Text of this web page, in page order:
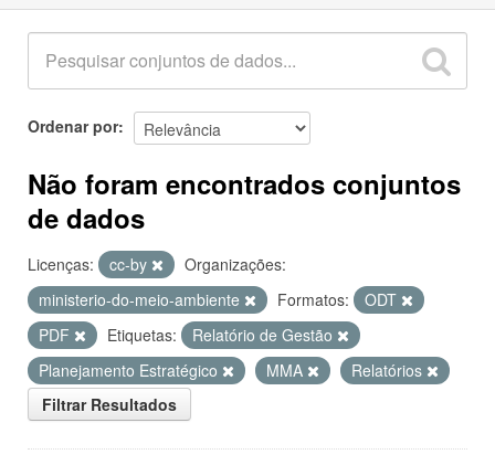
Ordenar por
Não foram encontrados conjuntos
de dados
Licenças: cc-by
Organizações:
ministerio-do-meio-ambiente
Formatos:
ODT
PDF
Etiquetas:
Relatório de Gestão
Planejamento Estratégico
MMA
Relatórios
Filtrar Resultados